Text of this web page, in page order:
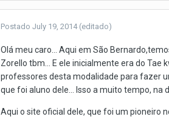
Postado July 19, 2014 (editado)
Olá meu caro... Aqui em São
Zorello tbm... E ele inicialmente era do
professores desta modalidade para fazer
que foi aluno dele... Isso a muito tempo, na
Aqui o site oficial dele, que foi um pioneiro